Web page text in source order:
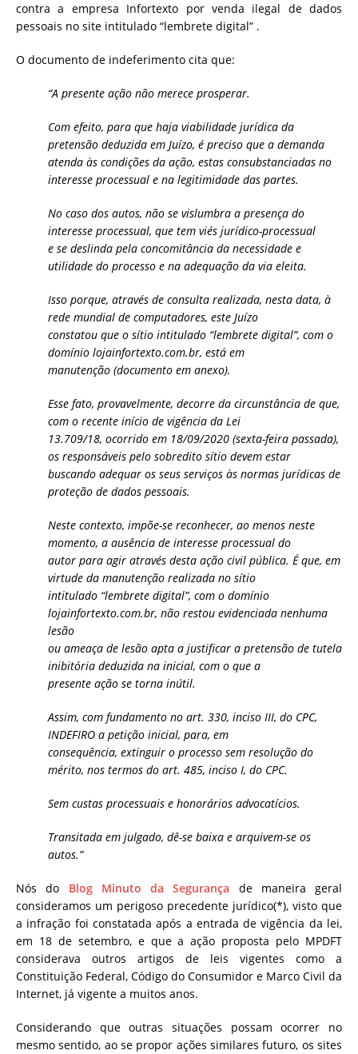
contra a empresa Infortexto por venda ilegal de dados
pessoais no site intitulado “lembrete digital” .
O documento de indeferimento cita que:
“A presente ação não merece prosperar.
Com efeito, para que haja viabilidade jurídica da
pretensão deduzida em Juízo, é preciso que a demanda
atenda às condições da ação, estas consubstanciadas no
interesse processual e na legitimidade das partes.
No caso dos autos, não se vislumbra a presença do
interesse processual, que tem viés jurídico-processual
e se deslinda pela concomitância da necessidade e
utilidade do processo e na adequação da via eleita.
Isso porque, através de consulta realizada, nesta data, à
rede mundial de computadores, este Juízo
constatou que o sítio intitulado “lembrete digital”, com o
domínio lojainfortexto.com.br, está em
manutenção (documento em anexo).
Esse fato, provavelmente, decorre da circunstância de que,
com o recente início de vigência da Lei
13.709/18, ocorrido em 18/09/2020 (sexta-feira passada),
os responsáveis pelo sobredito sítio devem estar
buscando adequar os seus serviços às normas jurídicas de
proteção de dados pessoais.
Neste contexto, impõe-se reconhecer, ao menos neste
momento, a ausência de interesse processual do
autor para agir através desta ação civil pública. É que, em
virtude da manutenção realizada no sítio
intitulado “lembrete digital”, com o domínio
lojainfortexto.com.br, não restou evidenciada nenhuma
lesão
ou ameaça de lesão apta a justificar a pretensão de tutela
inibitória deduzida na inicial, com o que a
presente ação se torna inútil.
Assim, com fundamento no art. 330, inciso III, do CPC,
INDEFIRO a petição inicial, para, em
consequência, extinguir o processo sem resolução do
mérito, nos termos do art. 485, inciso I, do CPC.
Sem custas processuais e honorários advocatícios.
Transitada em julgado, dê-se baixa e arquivem-se os
autos.”
Nós do Blog Minuto da Segurança de maneira geral
consideramos um perigoso precedente jurídico(*), visto que
a infração foi constatada após a entrada de vigência da lei,
em 18 de setembro, e que a ação proposta pelo MPDFT
considerava outros artigos de leis vigentes como a
Constituição Federal, Código do Consumidor e Marco Civil da
Internet, já vigente a muitos anos.
Considerando que outras situações possam ocorrer no
mesmo sentido, ao se propor ações similares futuro, os sites